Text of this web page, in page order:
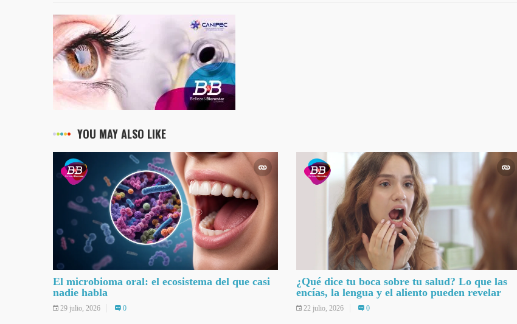
YOU MAY ALSO LIKE
El microbioma oral: el ecosistema del que casi
nadie habla
29 julio, 2026 0
¿Qué dice tu boca sobre tu salud? Lo que las
encías, la lengua y el aliento pueden revelar
22 julio, 2026 0